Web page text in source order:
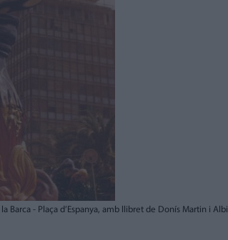
Barca - Plaça d’Espanya, amb llibret de Donís Martin i